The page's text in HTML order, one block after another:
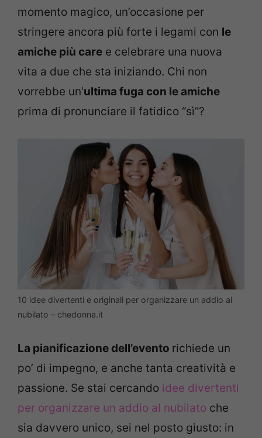
momento magico, un’occasione per
stringere ancora più forte i legami con le
amiche più care e celebrare una nuova
vita a due che sta iniziando. Chi non
vorrebbe un’ultima fuga con le amiche
prima di pronunciare il fatidico “sì”?
10 idee divertenti e originali per organizzare un addio al
nubilato – chedonna.it
La pianificazione dell’evento richiede un
po’ di impegno, e anche tanta creatività e
passione. Se stai cercando idee divertenti
per organizzare un addio al nubilato che
sia davvero unico, sei nel posto giusto: in